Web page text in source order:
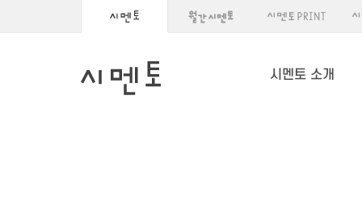
시멘토 소개